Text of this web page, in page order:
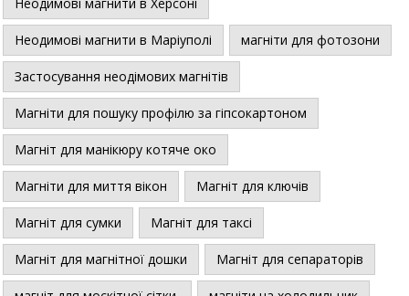
Неодимові магнити в Маріуполі магніти для фотозони
Застосування неодімових магнітів
Магніти для пошуку профілю за гіпсокартоном
Магніт для манікюру котяче око
Магніти для миття вікон Магніт для ключів
Магніт для сумки Магніт для таксі
Магніт для магнітної дошки Магніт для сепараторів